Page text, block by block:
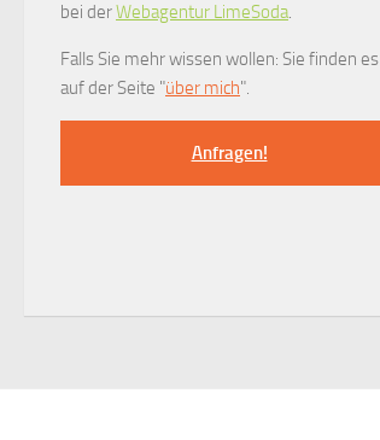
bei derWebagentur LimeSoda.
Falls Sie mehr wissen wollen: Sie finden es
auf der Seite "über mich".
Anfragen!